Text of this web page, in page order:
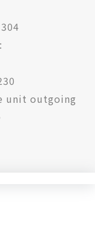
unit outgoing